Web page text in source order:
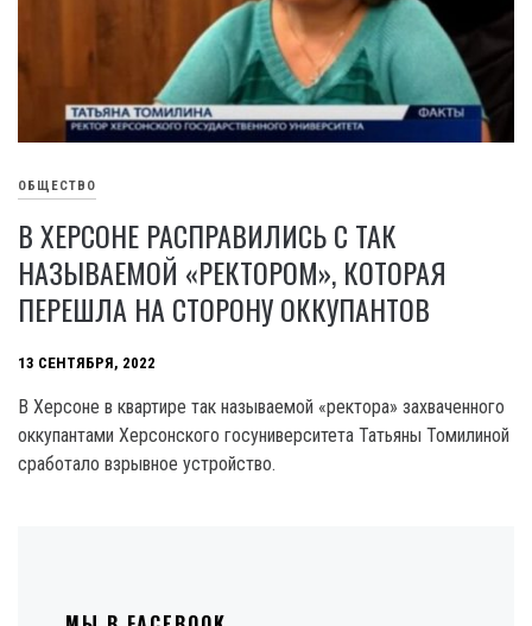
ОБЩЕСТВО
В ХЕРСОНЕ РАСПРАВИЛИСЬ С ТАК
НАЗЫВАЕМОЙ «РЕКТОРОМ», КОТОРАЯ
ПЕРЕШЛА НА СТОРОНУ ОККУПАНТОВ
13 СЕНТЯБРЯ, 2022
В Херсоне в квартире так называемой «ректора» захваченного
оккупантами Херсонского госуниверситета Татьяны Томилиной
сработало взрывное устройство.